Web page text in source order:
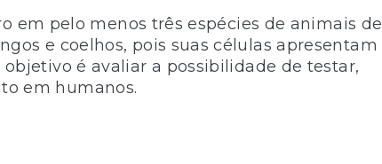
em pelo menos três espécies de animais de
e coelhos, pois suas células apresentam
é avaliar a possibilidade de testar,
em humanos.